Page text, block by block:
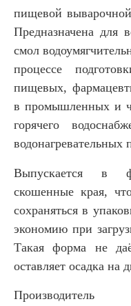
пищевой
Предназначена для
смол
процессе
пищевых,
в промышленных и
горячего
водонагревательных
Выпускается в
скошенные края,
сохраняться в
экономию при
Такая форма не
оставляет осадка на